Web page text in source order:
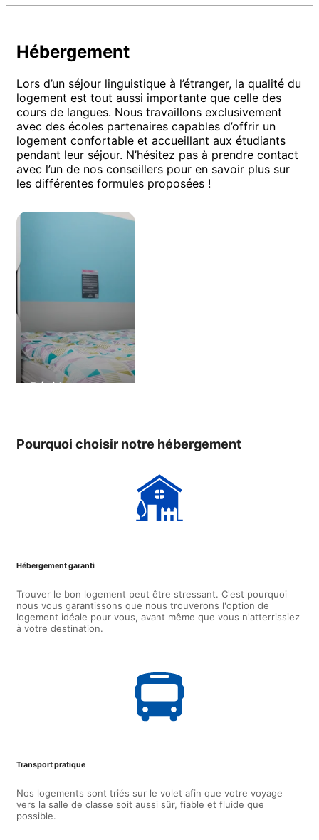
Hébergement
Lors d’un séjour linguistique à l’étranger, la qualité du
logement est tout aussi importante que celle des
cours de langues. Nous travaillons exclusivement
avec des écoles partenaires capables d’offrir un
logement confortable et accueillant aux étudiants
pendant leur séjour. N’hésitez pas à prendre contact
avec l’un de nos conseillers pour en savoir plus sur
les différentes formules proposées !
Résidence
Pourquoi choisir notre hébergement
Hébergement garanti
Trouver le bon logement peut être stressant. C'est pourquoi
nous vous garantissons que nous trouverons l'option de
logement idéale pour vous, avant même que vous n'atterrissiez
à votre destination.
Transport pratique
Nos logements sont triés sur le volet afin que votre voyage
vers la salle de classe soit aussi sûr, fiable et fluide que
possible.